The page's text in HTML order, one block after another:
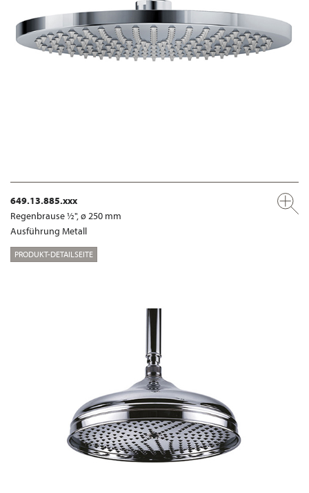
649.13.885.xxx
Regenbrause ½", ø 250 mm
Ausführung Metall
PRODUKT-DETAILSEITE